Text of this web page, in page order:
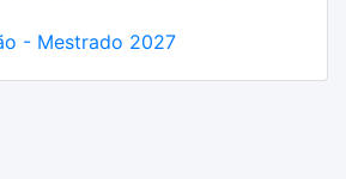
- Mestrado 2027